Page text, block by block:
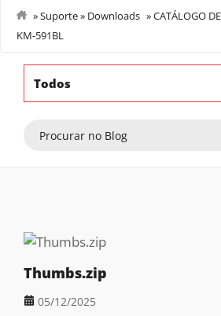
»Suporte» Downloads »CATÁLOGO
KM-591BL
Todos
Thumbs.zip
05/12/2025